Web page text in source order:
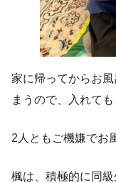
家に帰ってからお
まうので、入れて
2人ともご機嫌でお
楓は、積極的に同級